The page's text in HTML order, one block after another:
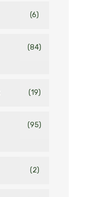
(6)
(84)
(19)
(95)
(2)